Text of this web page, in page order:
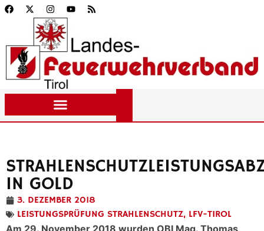
IN GOLD
3. DEZEMBER 2018
LEISTUNGSPRÜFUNG STRAHLENSCHUTZ, LFV-TIROL
Am 29. November 2018 wurden OBI Mag. Thomas